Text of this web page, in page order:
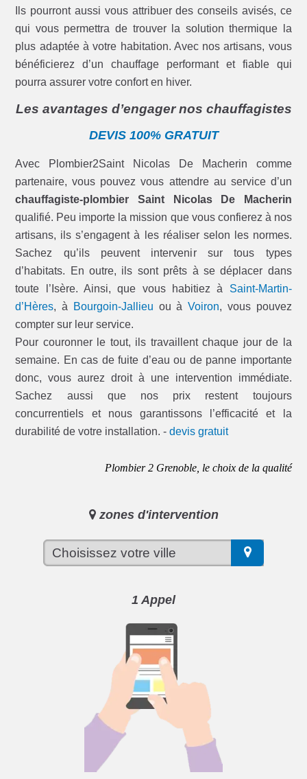
Ils pourront aussi vous attribuer des conseils avisés, ce
qui vous permettra de trouver la solution thermique la
plus adaptée à votre habitation. Avec nos artisans, vous
bénéficierez d’un chauffage performant et fiable qui
pourra assurer votre confort en hiver.
Les avantages d’engager nos chauffagistes
DEVIS 100% GRATUIT
Avec Plombier2Saint Nicolas De Macherin comme
partenaire, vous pouvez vous attendre au service d’un
chauffagiste-plombier Saint Nicolas De Macherin
qualifié. Peu importe la mission que vous confierez à nos
artisans, ils s’engagent à les réaliser selon les normes.
Sachez qu’ils peuvent intervenir sur tous types
d’habitats. En outre, ils sont prêts à se déplacer dans
toute l’Isère. Ainsi, que vous habitiez à Saint-Martin-
d’Hères, à Bourgoin-Jallieu ou àVoiron, vous pouvez
compter sur leur service.
Pour couronner le tout, ils travaillent chaque jour de la
semaine. En cas de fuite d’eau ou de panne importante
donc, vous aurez droit à une intervention immédiate.
Sachez aussi que nos prix restent toujours
concurrentiels et nous garantissons l’efficacité et la
durabilité de votre installation. -devis gratuit
Plombier 2 Grenoble, le choix de la qualité
zones d'intervention
1 Appel